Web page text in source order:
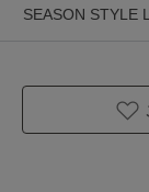
SEASON STYLE